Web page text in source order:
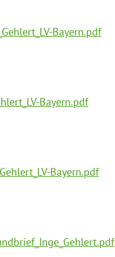
Bayern.pdf
Bayern.pdf
Bayern.pdf